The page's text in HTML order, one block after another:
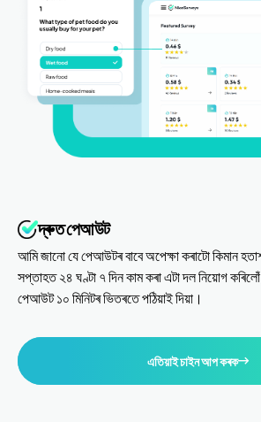
দ্ৰুত পেআউট
আমি জানো যে পেআউটৰ বাবে অপেক্ষা কৰাটো কিমান
সপ্তাহত ২৪ ঘণ্টা ৭ দিন কাম কৰা এটা দল নিয়োগ
পেআউট ১০ মিনিটৰ ভিতৰতে পঠিয়াই দিয়া।
এতিয়াই চাইন আপ কৰক